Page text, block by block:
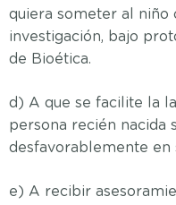
quiera someter al niño
investigación, bajo
de Bioética.
d) A que se facilite la
persona recién nacida
desfavorablemente en
e) A recibir